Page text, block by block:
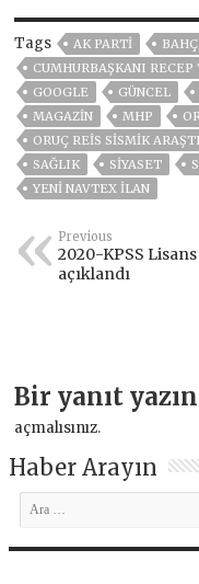
Tags AK PARTİ
CUMHURBAŞKANI RECEP
GOOGLE
GÜNCEL
MAGAZİN
MHP
ORUÇ REIS SISMIK
SAĞLIK
SİYASET
YENI NAVTEX ILAN
Previous
2020-KPSS
açıklandı
Bir yanıt yazın
açmalısınız.
Haber Arayın